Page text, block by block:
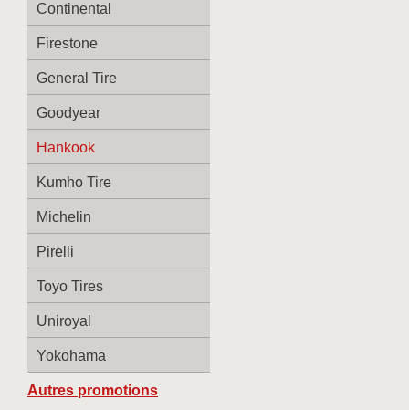
Continental
Firestone
General Tire
Goodyear
Hankook
Kumho Tire
Michelin
Pirelli
Toyo Tires
Uniroyal
Yokohama
Autres promotions